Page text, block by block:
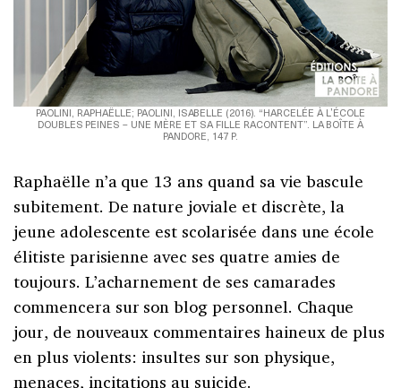
PAOLINI, RAPHAËLLE; PAOLINI, ISABELLE (2016). “HARCELÉE À L’ÉCOLE
DOUBLES PEINES – UNE MÈRE ET SA FILLE RACONTENT”. LA BOÎTE À
PANDORE, 147 P.
Raphaëlle n’a que 13 ans quand sa vie bascule
subitement. De nature joviale et discrète, la
jeune adolescente est scolarisée dans une école
élitiste parisienne avec ses quatre amies de
toujours. L’acharnement de ses camarades
commencera sur son blog personnel. Chaque
jour, de nouveaux commentaires haineux de plus
en plus violents: insultes sur son physique,
menaces, incitations au suicide.